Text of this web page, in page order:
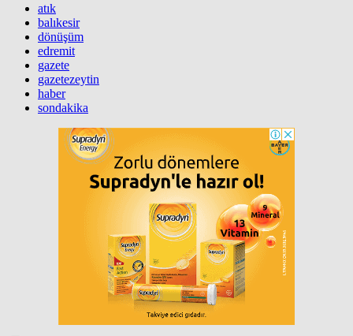
atık
balıkesir
dönüşüm
edremit
gazete
gazetezeytin
haber
sondakika